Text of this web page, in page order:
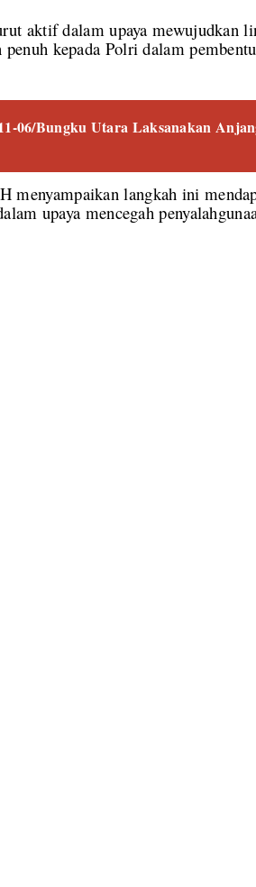
aktif dalam upaya mewujudkan
kepada Polri dalam
06/Bungku Utara Laksanakan
langkah ini
upaya mencegah